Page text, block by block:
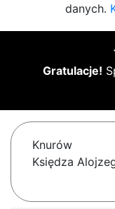
danych.
Gratulacje!
Knurów
Księdza